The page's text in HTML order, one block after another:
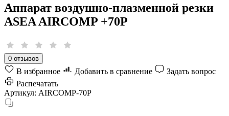
Аппарат воздушно-плазменной резки
ASEA AIRCOMP +70P
0 отзывов
В избранное Добавить в сравнение
Задать вопрос
Распечатать
Артикул: AIRCOMP-70P